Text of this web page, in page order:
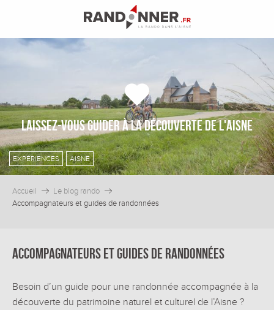
contenu
Laissez-vous guider à la découverte de l'Aisne
EXPÉRIENCES AISNE
Accueil
Le blog rando
Accompagnateurs et guides de randonnées
Accompagnateurs et guides de randonnées
Besoin d’un guide pour une randonnée accompagnée à la
découverte du patrimoine naturel et culturel de l’Aisne ?